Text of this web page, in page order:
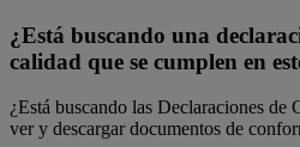
¿Está buscando una
calidad que se cumplen en
¿Está buscando las Declaraciones de
ver y descargar documentos de